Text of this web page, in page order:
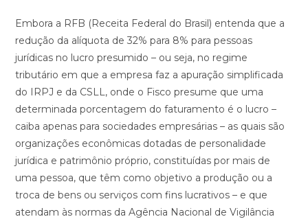
Embora a RFB (Receita Federal do Brasil) entenda que a
redução da alíquota de 32% para 8% para pessoas
jurídicas no lucro presumido – ou seja, no regime
tributário em que a empresa faz a apuração simplificada
do IRPJ e da CSLL, onde o Fisco presume que uma
determinada porcentagem do faturamento é o lucro –
caiba apenas para sociedades empresárias – as quais são
organizações econômicas dotadas de personalidade
jurídica e patrimônio próprio, constituídas por mais de
uma pessoa, que têm como objetivo a produção ou a
troca de bens ou serviços com fins lucrativos – e que
atendam às normas da Agência Nacional de Vigilância